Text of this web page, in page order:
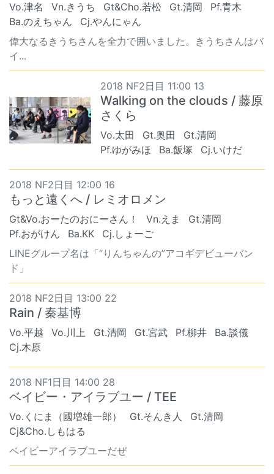
Vo.津名 Vn.きうち Gt&Cho.若松 Gt.清岡
Pf.青木
Ba.のえちゃん
Cj.やんにゃん
偉大なるきうちさんを全力で囲いました。きうちさんはバ
イ...
2018 NF2日目 11:00 13
Walking on the clouds / 藤原
さくら
Vo.太田 Gt.奥田
Gt.清岡
Pf.ゆがみほ
Ba.飯塚 Cj.いけだ
2018 NF2日目 12:00 16
もっと遠くへ / レミオロメン
Gt&Vo.おーたのおにーさん！ Vn.えま
Gt.清岡
Pf.おがけん
Ba.KK
Cj.しょーご
LINEグループ名は「“りんちゃんの”アコギデビューバン
ド」
2018 NF2日目 13:00 22
Rain / 秦基博
Vo.平越 Vo.川上 Gt.清岡 Gt.宮武 Pf.柳井
Ba.談儀
Cj.木原
2018 NF1日目 14:00 28
ベイビー・アイラブユー / TEE
Vo.くにま（國増雄一郎） Gt.そんき人
Gt.清岡
Cj&Cho.しもはる
ベイビーアイラブユーだぜ